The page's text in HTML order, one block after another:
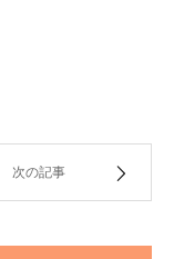
次の記事